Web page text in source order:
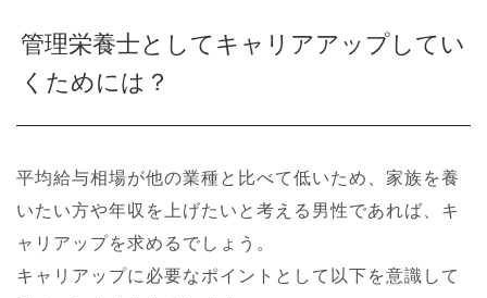
管理栄養士としてキャリアアップしてい
くためには？
平均給与相場が他の業種と比べて低いため、家族を養
いたい方や年収を上げたいと考える男性であれば、キ
ャリアップを求めるでしょう。
キャリアップに必要なポイントとして以下を意識して